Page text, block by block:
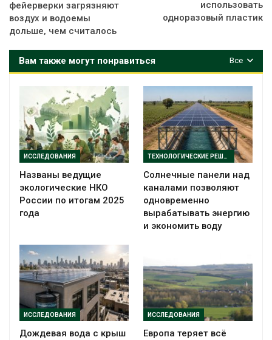
фейерверки загрязняют
воздух и водоемы
дольше, чем считалось
использовать
одноразовый пластик
Все
Вам также могут понравиться
ИССЛЕДОВАНИЯ
Названы ведущие
экологические НКО
России по итогам 2025
года
ТЕХНОЛОГИЧЕСКИЕ РЕШЕНИЯ
Солнечные панели над
каналами позволяют
одновременно
вырабатывать энергию
и экономить воду
ИССЛЕДОВАНИЯ
Дождевая вода с крыш
ИССЛЕДОВАНИЯ
Европа теряет всё